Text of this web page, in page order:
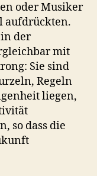
oder Musiker
aufdrückten.
der
mit
Sie sind
Regeln
liegen,
so dass die